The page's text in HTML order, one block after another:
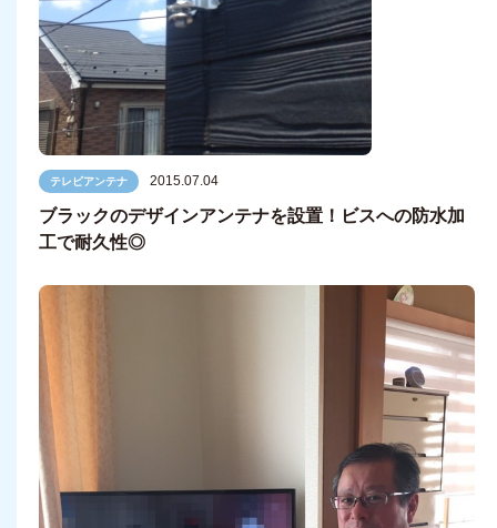
テレビアンテナ 2015.07.04
ブラックのデザインアンテナを設置！ビスへの防水加
工で耐久性◎